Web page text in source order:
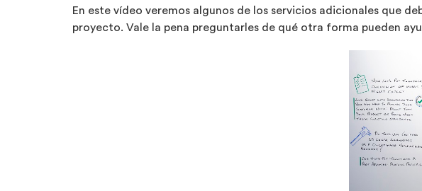
En este vídeo veremos algunos de los servicios adicionales que
proyecto. Vale la pena preguntarles de qué otra forma pueden